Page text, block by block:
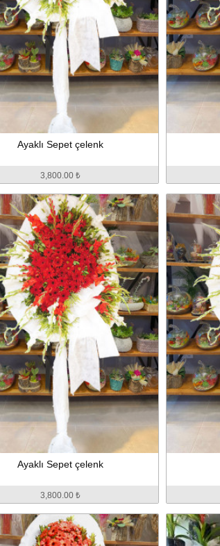
Ayaklı Sepet çelenk
3,800.00 ₺
Ayaklı Sepet çelenk
3,800.00 ₺